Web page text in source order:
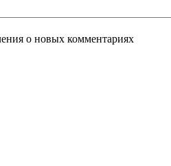
о новых комментариях